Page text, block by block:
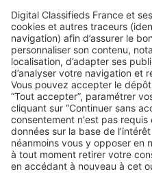
BUSINESS
Boost Social Immo :
piloter et amplifier
annonces sur les
SeLoger lance aujourd’hui
vous donne la possibilité de